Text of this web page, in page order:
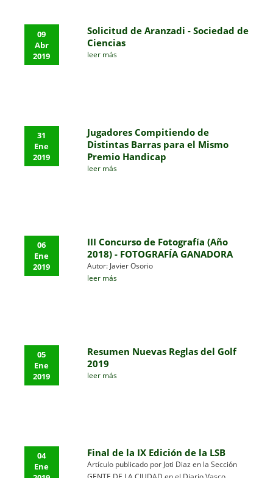
09
Abr
2019
Solicitud de Aranzadi - Sociedad de
Ciencias
leer más
31
Ene
2019
Jugadores Compitiendo de
Distintas Barras para el Mismo
Premio Handicap
leer más
06
Ene
2019
III Concurso de Fotografía (Año
2018) - FOTOGRAFÍA GANADORA
Autor: Javier Osorio
leer más
05
Ene
2019
Resumen Nuevas Reglas del Golf
2019
leer más
04
Ene
Final de la IX Edición de la LSB
Artículo publicado por Joti Diaz en la Sección